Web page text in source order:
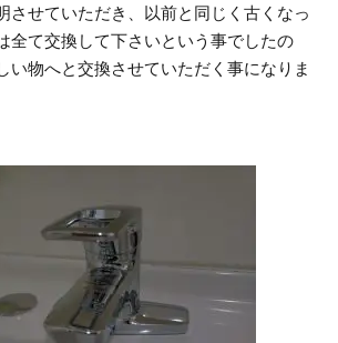
させていただき、以前と同じく古くなっ
全て交換して下さいという事でしたの
い物へと交換させていただく事になりま